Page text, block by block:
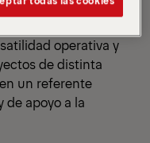
con una amplia
operativa y
de distinta
un referente
de apoyo a la